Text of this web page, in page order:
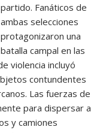
partido. Fanáticos de
ambas selecciones
protagonizaron una
batalla campal en las
violencia incluyó
contundentes
Las fuerzas de
para dispersar a
y camiones